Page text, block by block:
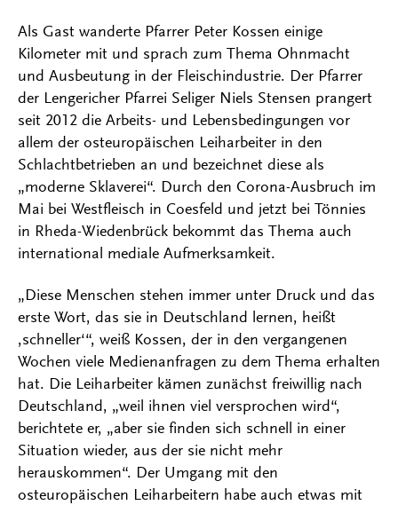
Als Gast wanderte Pfarrer Peter Kossen einige
Kilometer mit und sprach zum Thema Ohnmacht
und Ausbeutung in der Fleischindustrie. Der Pfarrer
der Lengericher Pfarrei Seliger Niels Stensen prangert
seit 2012 die Arbeits- und Lebensbedingungen vor
allem der osteuropäischen Leiharbeiter in den
Schlachtbetrieben an und bezeichnet diese als
„moderne Sklaverei“. Durch den Corona-Ausbruch im
Mai bei Westfleisch in Coesfeld und jetzt bei Tönnies
in Rheda-Wiedenbrück bekommt das Thema auch
international mediale Aufmerksamkeit.
„Diese Menschen stehen immer unter Druck und das
erste Wort, das sie in Deutschland lernen, heißt
‚schneller‘“, weiß Kossen, der in den vergangenen
Wochen viele Medienanfragen zu dem Thema erhalten
hat. Die Leiharbeiter kämen zunächst freiwillig nach
Deutschland, „weil ihnen viel versprochen wird“,
berichtete er, „aber sie finden sich schnell in einer
Situation wieder, aus der sie nicht mehr
herauskommen“. Der Umgang mit den
osteuropäischen Leiharbeitern habe auch etwas mit